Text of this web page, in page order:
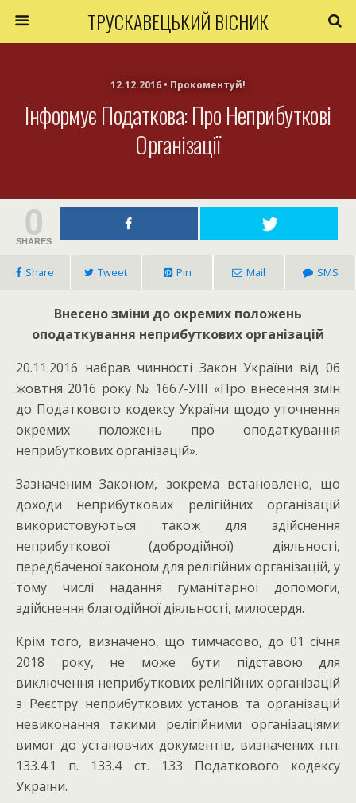
ТРУСКАВЕЦЬКИЙ ВІСНИК
12.12.2016 • Прокоментуй!
Інформує Податкова: Про Неприбуткові
Організації
0
SHARES
Share Tweet Pin Mail SMS
Внесено зміни до окремих положень
оподаткування неприбуткових організацій
20.11.2016 набрав чинності Закон України від 06
жовтня 2016 року № 1667-УІІІ «Про внесення змін
до Податкового кодексу України щодо уточнення
окремих положень про оподаткування
неприбуткових організацій».
Зазначеним Законом, зокрема встановлено, що
доходи неприбуткових релігійних організацій
використовуються також для здійснення
неприбуткової (добродійної) діяльності,
передбаченої законом для релігійних організацій, у
тому числі надання гуманітарної допомоги,
здійснення благодійної діяльності, милосердя.
Крім того, визначено, що тимчасово, до 01 січня
2018 року, не може бути підставою для
виключення неприбуткових релігійних організацій
з Реєстру неприбуткових установ та організацій
невиконання такими релігійними організаціями
вимог до установчих документів, визначених п.п.
133.4.1 п. 133.4 ст. 133 Податкового кодексу
України.